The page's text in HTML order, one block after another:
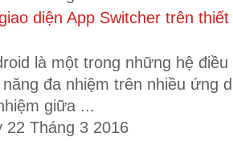
diện App Switcher trên thiết
là một trong những hệ
đa nhiệm trên nhiều ứng
giữa ...
Tháng 3 2016